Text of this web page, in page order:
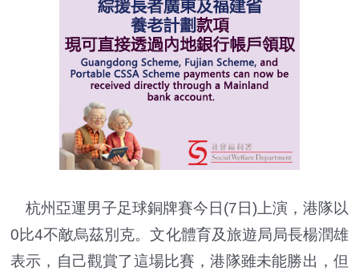
杭州亞運男子足球銅牌賽今日(7日)上演，港隊以
0比4不敵烏茲別克。文化體育及旅遊局局長楊潤雄
表示，自己觀賞了這場比賽，港隊雖未能勝出，但